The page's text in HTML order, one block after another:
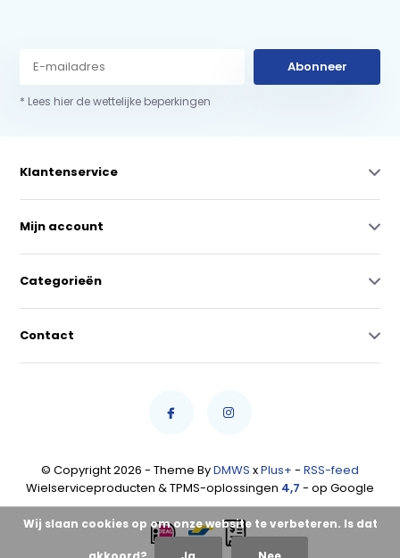
Abonneer
* Lees hier de wettelijke beperkingen
Klantenservice
Mijn account
Categorieën
Contact
© Copyright 2026 - Theme ByDMWS xPlus+ - RSS-feed
Wielserviceproducten & TPMS-oplossingen 4,7 - op Google
Wij slaan cookies op om onze website te verbeteren. Is dat